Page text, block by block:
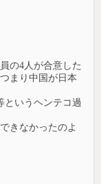
の4人が合意した
まり中国が日本
というヘンテコ過
きなかったのよ